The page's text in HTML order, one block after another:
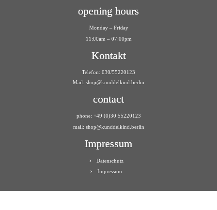
opening hours
Monday – Friday
11:00am – 07:00pm
Kontakt
Telefon: 030/55220123
Mail: shop@knuddelkind.berlin
contact
phone: +49 (0)30 55220123
mail: shop@kunddelkind.berlin
Impressum
Datenschutz
Impressum